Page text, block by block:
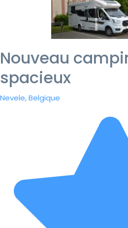
Nouveau
spacieux
Nevele, Belgique